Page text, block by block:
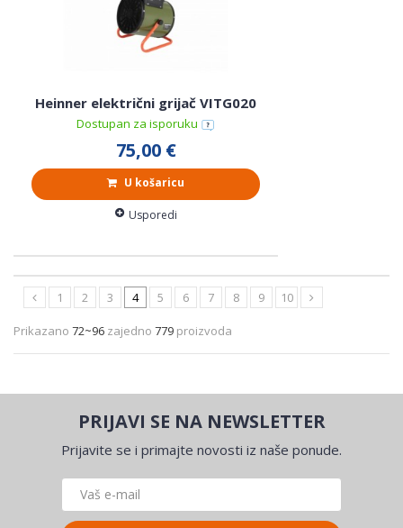
Heinner električni grijač VITG020
Dostupan za isporuku
75,00 €
U košaricu
Usporedi
1 2 3 4 5 6 7 8 9 10
Prikazano 72~96 zajedno 779 proizvoda
PRIJAVI SE NA NEWSLETTER
Prijavite se i primajte novosti iz naše ponude.